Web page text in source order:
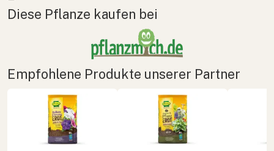
Diese Pflanze kaufen bei
Empfohlene Produkte unserer Partner